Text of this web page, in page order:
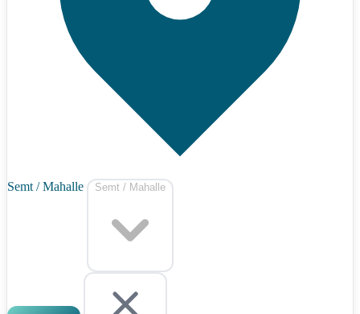
Semt / Mahalle Semt / Mahalle